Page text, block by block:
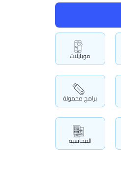
موبايلات
برامج محمولة
المحاسبة